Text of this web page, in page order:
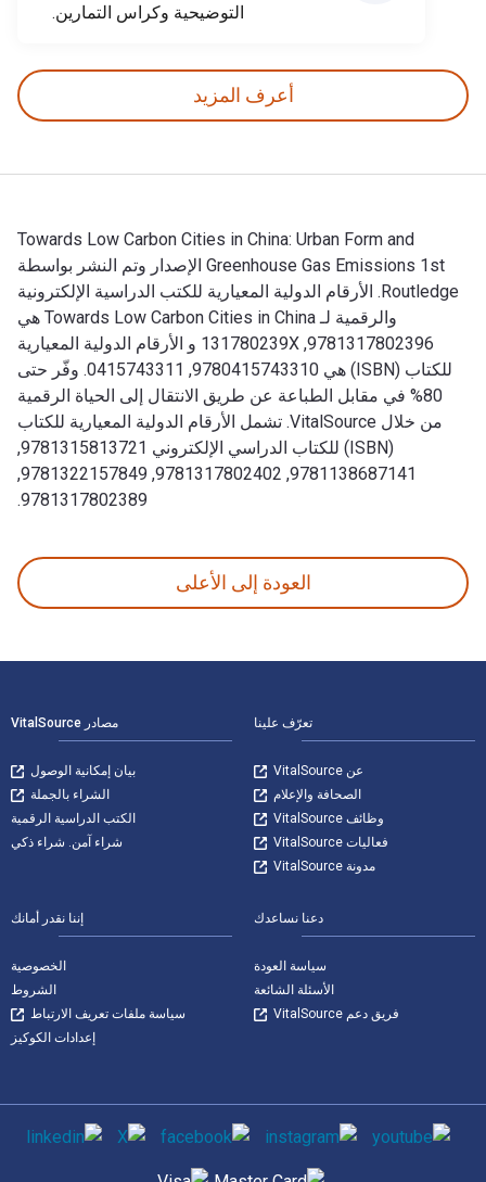
التوضيحية وكراس التمارين.
أعرف المزيد
Towards Low Carbon Cities in China: Urban Form and
Greenhouse Gas Emissions 1st الإصدار وتم النشر بواسطة
Routledge. الأرقام الدولية المعيارية للكتب الدراسية الإلكترونية
والرقمية لـ Towards Low Carbon Cities in China هي
9781317802396, 131780239X و الأرقام الدولية المعيارية
للكتاب (ISBN) هي 9780415743310, 0415743311. وفّر حتى
80% في مقابل الطباعة عن طريق الانتقال إلى الحياة الرقمية
من خلال VitalSource. تشمل الأرقام الدولية المعيارية للكتاب
(ISBN) للكتاب الدراسي الإلكتروني 9781315813721,
9781138687141, 9781317802402, 9781322157849,
9781317802389.
العودة إلى الأعلى
تعرّف علينا
عن VitalSource
الصحافة والإعلام
وظائف VitalSource
فعاليات VitalSource
مدونة VitalSource
مصادر VitalSource
بيان إمكانية الوصول
الشراء بالجملة
الكتب الدراسية الرقمية
شراء آمن. شراء ذكي
دعنا نساعدك
سياسة العودة
الأسئلة الشائعة
فريق دعم VitalSource
إننا نقدر أمانك
الخصوصية
الشروط
سياسة ملفات تعريف الارتباط
إعدادات الكوكيز
وسائل التواصل الاجتماعي